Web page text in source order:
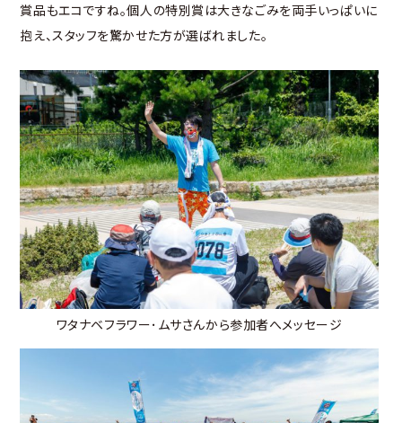
賞品もエコですね。個人の特別賞は大きなごみを両手いっぱいに
抱え、スタッフを驚かせた方が選ばれました。
ワタナベフラワー･ムサさんから参加者へメッセージ